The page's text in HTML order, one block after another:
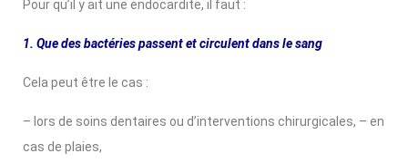
Pour qu’il y ait une endocardite, il faut :
1. Que des bactéries passent et circulent dans le sang
Cela peut être le cas :
– lors de soins dentaires ou d’interventions chirurgicales, – en
cas de plaies,